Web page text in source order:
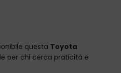
questa Toyota
per chi cerca praticità e